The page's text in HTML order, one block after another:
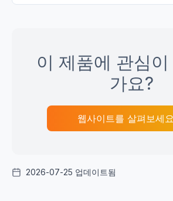
이 제품에 관심이
가요?
웹사이트를 살펴보세요
2026-07-25 업데이트됨